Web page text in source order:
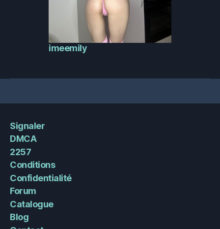
imeemily
Signaler
DMCA
2257
Conditions
Confidentialité
Forum
Catalogue
Blog